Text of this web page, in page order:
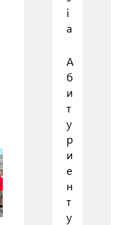
i
a
А
б
и
т
у
р
и
е
н
т
у